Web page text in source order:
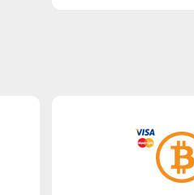
Russischer